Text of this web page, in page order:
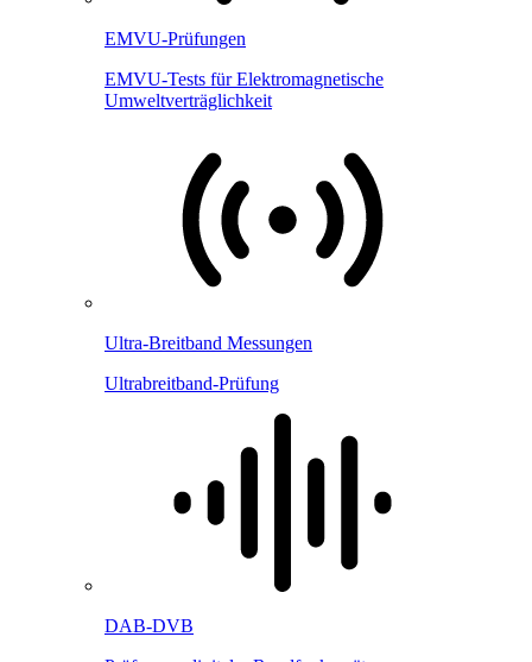
EMVU-Prüfungen
EMVU-Tests für Elektromagnetische
Umweltverträglichkeit
Ultra-Breitband Messungen
Ultrabreitband-Prüfung
DAB-DVB